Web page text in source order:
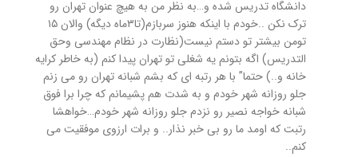
دانشگاه تدریس شده و…به نظر من به هیچ عنوان تهران رو
ترک نکن ..خودم با اینکه هنوز سربازم(تا۳ماه دیگه) والان ۱۵
تومن بیشتر تو دستم نیست(نظارت در نظام مهندسی وحق
التدریس) اگه بتونم یه شغلی تو تهران پیدا کنم (به خاطر کرایه
خانه و..) حتما” با هر رتبه ای که بشم شبانه تهران رو می زنم
جلو روزانه شهر خودم و به شدت هم پشیمانم که چرا برا فوق
شبانه خواجه نصیر رو نزدم جلو روزانه شهر خودم…خواهشا
رتبت که اومد ما رو بی خبر نذار.. و برات ارزوی موفقیت می
کنم..